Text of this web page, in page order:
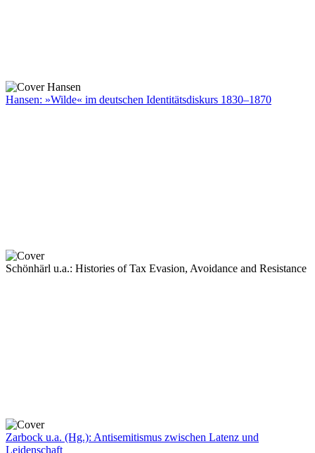
Hansen: »Wilde« im deutschen Identitätsdiskurs 1830–1870
Schönhärl u.a.: Histories of Tax Evasion, Avoidance and Resistance
Zarbock u.a. (Hg.): Antisemitismus zwischen Latenz und
Leidenschaft